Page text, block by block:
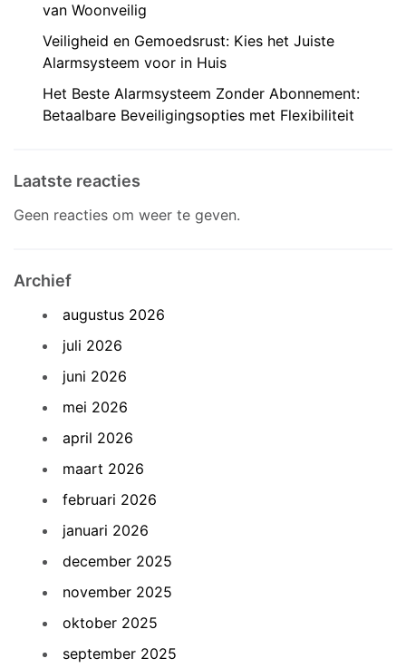
van Woonveilig
Veiligheid en Gemoedsrust: Kies het Juiste
Alarmsysteem voor in Huis
Het Beste Alarmsysteem Zonder Abonnement:
Betaalbare Beveiligingsopties met Flexibiliteit
Laatste reacties
Geen reacties om weer te geven.
Archief
augustus 2026
juli 2026
juni 2026
mei 2026
april 2026
maart 2026
februari 2026
januari 2026
december 2025
november 2025
oktober 2025
september 2025